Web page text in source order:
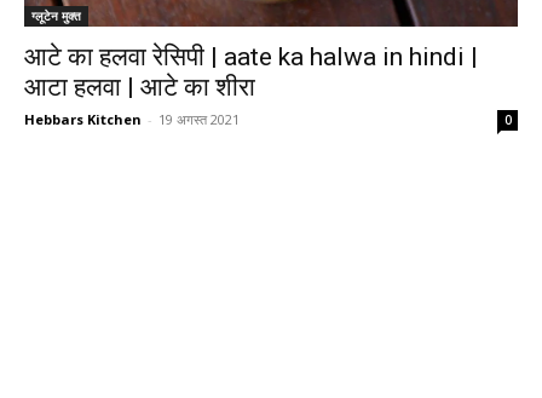
ग्लूटेन मुक्त
आटे का हलवा रेसिपी | aate ka halwa in hindi |
आटा हलवा | आटे का शीरा
Hebbars Kitchen - 19 अगस्त 2021 0